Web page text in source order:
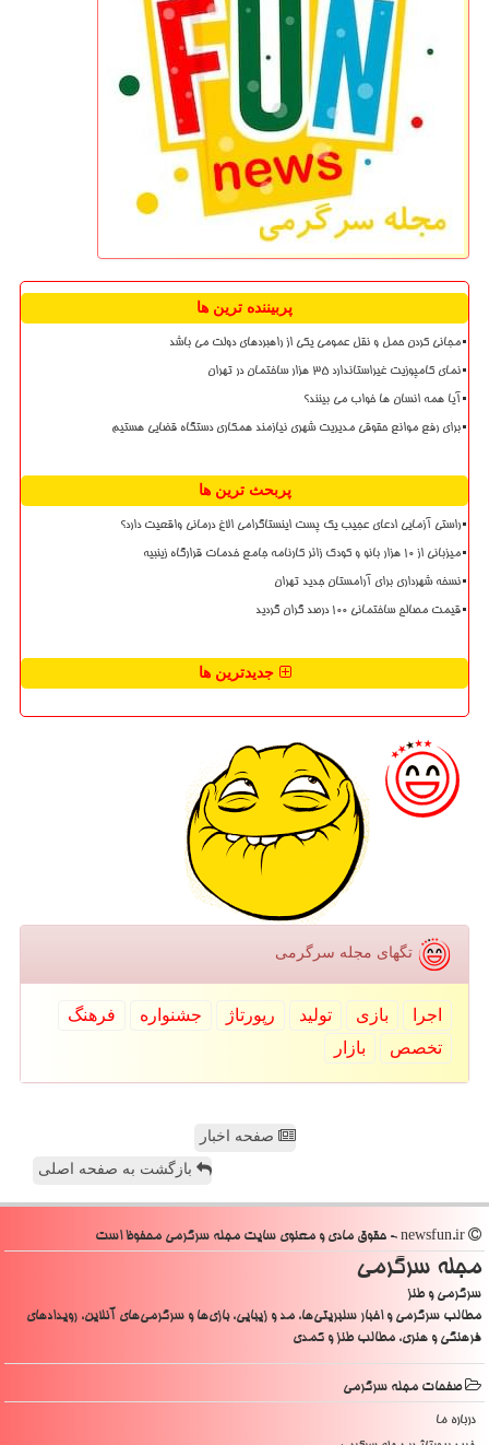
پربیننده ترین ها
مجانی کردن حمل و نقل عمومی یکی از راهبردهای دولت می باشد
نمای کامپوزیت غیراستاندارد ۳۵ هزار ساختمان در تهران
آیا همه انسان ها خواب می بینند؟
برای رفع موانع حقوقی مدیریت شهری نیازمند همکاری دستگاه قضایی هستیم
پربحث ترین ها
راستی آزمایی ادعای عجیب یک پست اینستاگرامی الاغ درمانی واقعیت دارد؟
میزبانی از ۱۰ هزار بانو و کودک زائر کارنامه جامع خدمات قرارگاه زینبیه
نسخه شهرداری برای آرامستان جدید تهران
قیمت مصالح ساختمانی ۱۰۰ درصد گران گردید
جدیدترین ها
تگهای مجله سرگرمی
اجرا بازی تولید رپورتاژ جشنواره
فرهنگ
تخصص
بازار
صفحه اخبار
بازگشت به صفحه اصلی
مجله سرگرمی
سرگرمی و طنز
مطالب سرگرمی و اخبار سلبریتی‌ها، مد و زیبایی، بازی‌ها و سرگرمی‌های آنلاین، رویدادهای
فرهنگی و هنری، مطالب طنز و کمدی
صفحات مجله سرگرمی
درباره ما